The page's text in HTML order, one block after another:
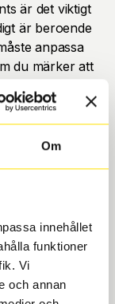
Om
innehållet
funktioner
Vi
och annan
är det viktigt
är beroende
anpassa
du märker att
med rätt
använda
på året.
för att ge